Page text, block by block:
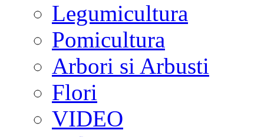
Legumicultura
Pomicultura
Arbori si Arbusti
Flori
VIDEO